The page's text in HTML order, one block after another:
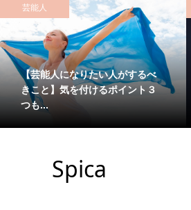
芸能人
【芸能人になりたい人がするべ
きこと】気を付けるポイント３
つも...
Spica